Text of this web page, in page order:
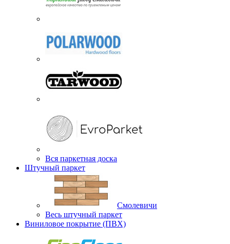
Вся паркетная доска
Штучный паркет
Смолевичи
Весь штучный паркет
Виниловое покрытие (ПВХ)